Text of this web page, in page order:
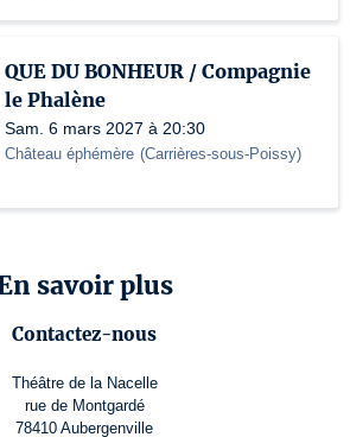
QUE DU BONHEUR / Compagnie
le Phalène
Sam. 6 mars 2027 à 20:30
Château éphémère (Carrières-sous-Poissy)
savoir plus
Contactez-nous
Théâtre de la Nacelle
rue de Montgardé
78410 Aubergenville